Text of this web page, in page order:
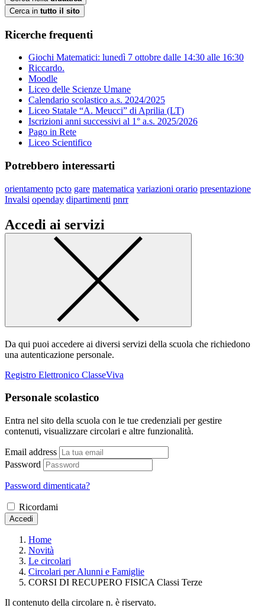
Cerca in tutto il sito
Ricerche frequenti
Giochi Matematici: lunedì 7 ottobre dalle 14:30 alle 16:30
Riccardo.
Moodle
Liceo delle Scienze Umane
Calendario scolastico a.s. 2024/2025
Liceo Statale “A. Meucci” di Aprilia (LT)
Iscrizioni anni successivi al 1° a.s. 2025/2026
Pago in Rete
Liceo Scientifico
Potrebbero interessarti
orientamento pcto gare matematica variazioni orario presentazione
Invalsi openday dipartimenti pnrr
Accedi ai servizi
Da qui puoi accedere ai diversi servizi della scuola che richiedono
una autenticazione personale.
Registro Elettronico ClasseViva
Personale scolastico
Entra nel sito della scuola con le tue credenziali per gestire
contenuti, visualizzare circolari e altre funzionalità.
Email address
Password
Password dimenticata?
Ricordami
Accedi
Home
Novità
Le circolari
Circolari per Alunni e Famiglie
CORSI DI RECUPERO FISICA Classi Terze
Il contenuto della circolare n. è riservato.